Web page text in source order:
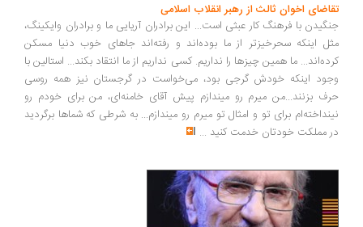
اخوان ثالث از رهبر انقلاب اسلامی
با فرهنگ کار عبثی است... این برادران آریایی ما و برادران وایکینگ،
اینکه سحرخیزتر از ما بوده‌اند و رفته‌اند جاهای خوب دنیا مسکن
ما همین چیزها را نداریم. کسی نداریم از ما انتقاد بکند... استالین با
اینکه خودش گرجی بود، می‌خواست در گرجستان نیز همه روسی
بزنند...من میرم رو میندازم پیش آقای خامنه‌ای، من برای خودم رو
برای تو و امثال تو میرم رو میندازم... به شرطی که شماها برگردید
مملکت خودتان خدمت کنید...